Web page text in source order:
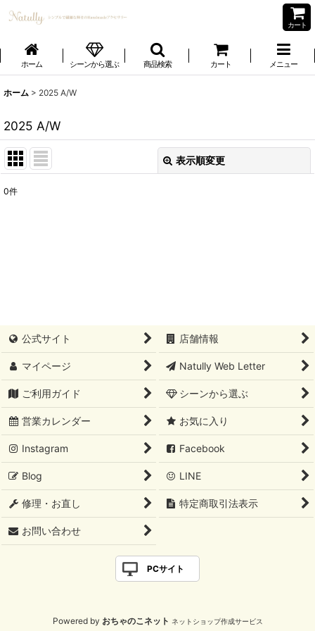
カート
ホーム シーンから選ぶ 商品検索 カート メニュー
ホーム > 2025 A/W
2025 A/W
表示順変更
0件
公式サイト 店舗情報
マイページ Natully Web Letter
ご利用ガイド シーンから選ぶ
営業カレンダー お気に入り
Instagram Facebook
Blog LINE
修理・お直し 特定商取引法表示
お問い合わせ
PCサイト
Powered by おちゃのこネット ネットショップ作成サービス